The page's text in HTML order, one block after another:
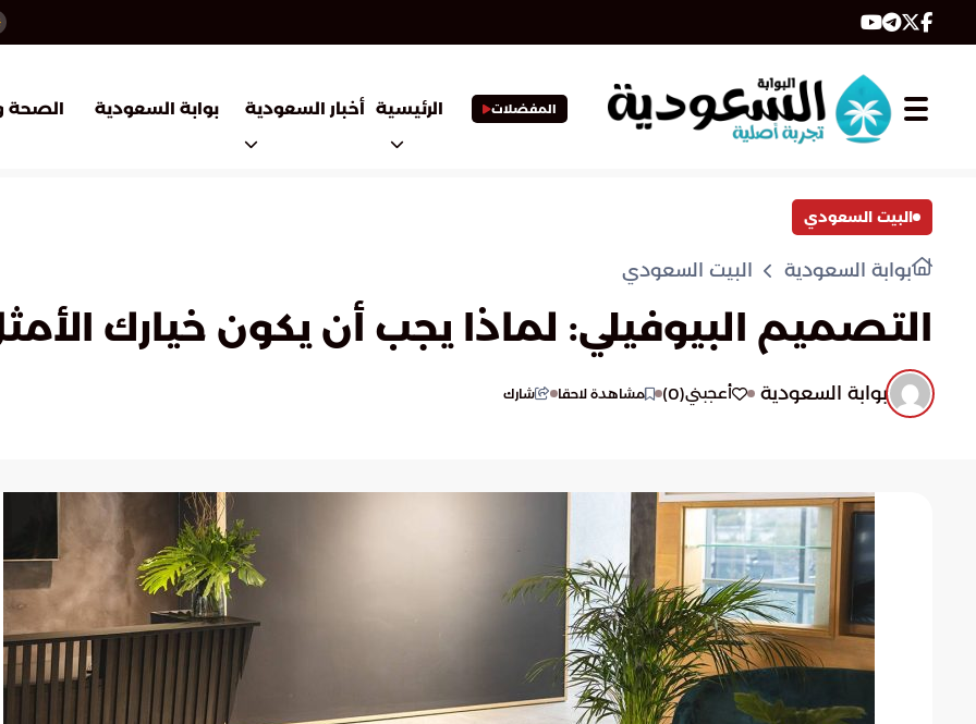
المفضلات الرئيسية أخبار السعودية بوابة السعودية الصحة
البيت السعودي
بوابة السعودية البيت السعودي
التصميم البيوفيلي: لماذا يجب أن يكون خيارك
بوابة السعودية أعجبني(
0
) مشاهدة لاحقا شارك